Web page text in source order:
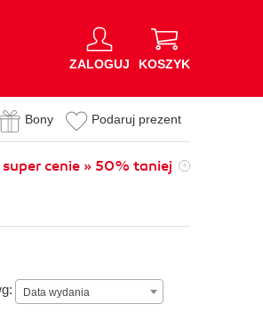
ZALOGUJ KOSZYK
Bony Podaruj prezent
super cenie » 50% taniej
Data wydania
Data wydania